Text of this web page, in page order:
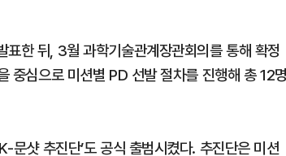
한 뒤, 3월 과학기술관계장관회의를 통해 확정
중심으로 미션별 PD 선발 절차를 진행해 총 12
문샷 추진단’도 공식 출범시켰다. 추진단은 미션